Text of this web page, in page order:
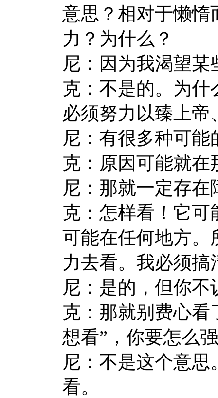
意思？相对于懒惰
力？为什么？
尼：因为我渴望某
克：不是的。为
必须努力以臻上
尼：有很多种可
克：原因可能就
尼：那就一定存在
克：怎样看！它
可能在任何地方。
力去看。我必须
尼：是的，但你
克：那就别费心看
想看”，你要怎么
尼：不是这个意
看。